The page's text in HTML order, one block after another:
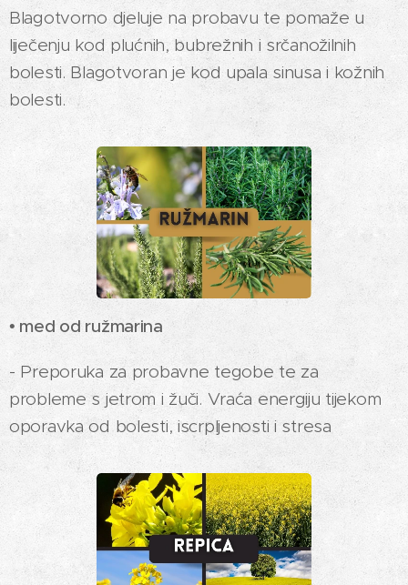
Blagotvorno djeluje na probavu te pomaže u
liječenju kod plućnih, bubrežnih i srčanožilnih
bolesti. Blagotvoran je kod upala sinusa i kožnih
bolesti.
• med od ružmarina
- Preporuka za probavne tegobe te za
probleme s jetrom i žuči. Vraća energiju tijekom
oporavka od bolesti, iscrpljenosti i stresa